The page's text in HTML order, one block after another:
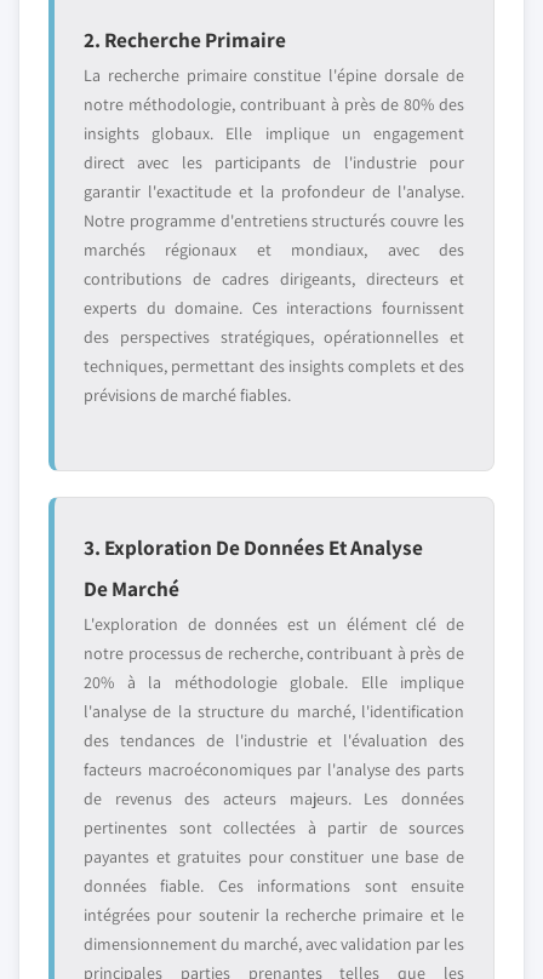
2. Recherche Primaire
La recherche primaire constitue l'épine dorsale de
notre méthodologie, contribuant à près de 80% des
insights globaux. Elle implique un engagement
direct avec les participants de l'industrie pour
garantir l'exactitude et la profondeur de l'analyse.
Notre programme d'entretiens structurés couvre les
marchés régionaux et mondiaux, avec des
contributions de cadres dirigeants, directeurs et
experts du domaine. Ces interactions fournissent
des perspectives stratégiques, opérationnelles et
techniques, permettant des insights complets et des
prévisions de marché fiables.
3. Exploration De Données Et Analyse
De Marché
L'exploration de données est un élément clé de
notre processus de recherche, contribuant à près de
20% à la méthodologie globale. Elle implique
l'analyse de la structure du marché, l'identification
des tendances de l'industrie et l'évaluation des
facteurs macroéconomiques par l'analyse des parts
de revenus des acteurs majeurs. Les données
pertinentes sont collectées à partir de sources
payantes et gratuites pour constituer une base de
données fiable. Ces informations sont ensuite
intégrées pour soutenir la recherche primaire et le
dimensionnement du marché, avec validation par les
principales parties prenantes telles que les